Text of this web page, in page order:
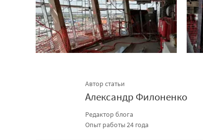
Автор статьи
Александр Филоненко
Редактор блога
Опыт работы 24 года